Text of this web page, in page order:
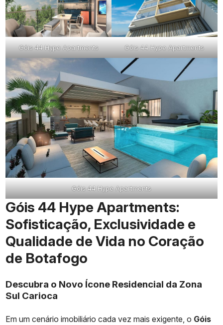
Góis 44 Hype Apartments Góis 44 Hype Apartments
Góis 44 Hype Apartments
Góis 44 Hype Apartments:
Sofisticação, Exclusividade e
Qualidade de Vida no Coração
de Botafogo
Descubra o Novo Ícone Residencial da Zona
Sul Carioca
Em um cenário imobiliário cada vez mais exigente, o Góis